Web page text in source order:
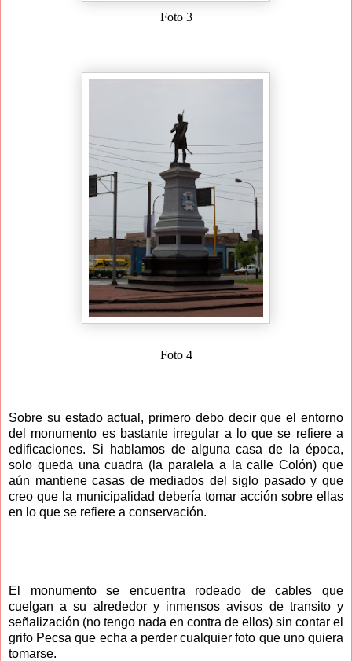
Foto 3
Foto 4
Sobre su estado actual, primero debo decir que el entorno
del monumento es bastante irregular a lo que se refiere a
edificaciones. Si hablamos de alguna casa de la época,
solo queda una cuadra (la paralela a la calle Colón) que
aún mantiene casas de mediados del siglo pasado y que
creo que la municipalidad debería tomar acción sobre ellas
en lo que se refiere a conservación.
El monumento se encuentra rodeado de cables que
cuelgan a su alrededor y inmensos avisos de transito y
señalización (no tengo nada en contra de ellos) sin contar el
grifo Pecsa que echa a perder cualquier foto que uno quiera
tomarse.